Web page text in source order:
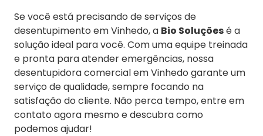
Se você está precisando de serviços de
desentupimento em Vinhedo, a Bio Soluçõesé a
solução ideal para você. Com uma equipe treinada
e pronta para atender emergências, nossa
desentupidora comercial em Vinhedo garante um
serviço de qualidade, sempre focando na
satisfação do cliente. Não perca tempo, entre em
contato agora mesmo e descubra como
podemos ajudar!